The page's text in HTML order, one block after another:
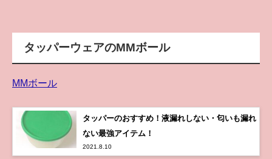
タッパーウェアのMMボール
MMボール
タッパーのおすすめ！液漏れしない・匂いも漏れ
ない最強アイテム！
2021.8.10